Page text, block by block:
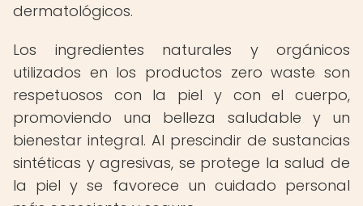
dermatológicos.
Los ingredientes naturales y orgánicos
utilizados en los productos zero waste son
respetuosos con la piel y con el cuerpo,
promoviendo una belleza saludable y un
bienestar integral. Al prescindir de sustancias
sintéticas y agresivas, se protege la salud de
la piel y se favorece un cuidado personal